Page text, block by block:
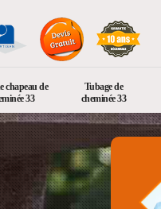
chapeau de
33
Tubage de
cheminée 33